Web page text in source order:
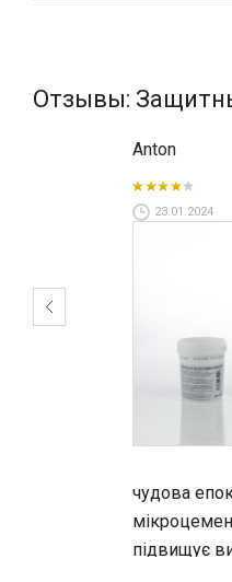
Отзывы:
Anton
23.01.2024
чудова
підвищує